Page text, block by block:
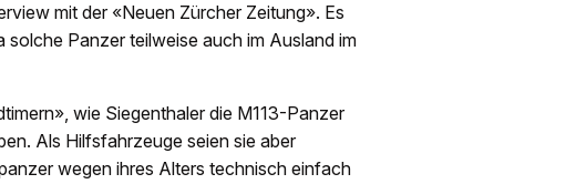
mit der «Neuen Zürcher Zeitung». Es
Panzer teilweise auch im Ausland im
wie Siegenthaler die M113-Panzer
Als Hilfsfahrzeuge seien sie aber
wegen ihres Alters technisch einfach